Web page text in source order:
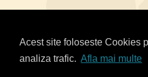
Acest site foloseste Cookies
analiza trafic. Afla mai multe